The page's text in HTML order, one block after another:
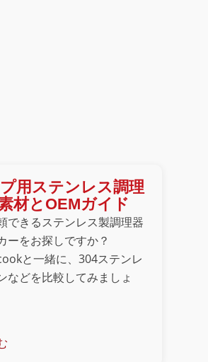
用ステンレス調理
材とOEMガイド
できるステンレス製調理器
ーをお探しですか？
と一緒に、304ステンレ
などを比較してみましょ